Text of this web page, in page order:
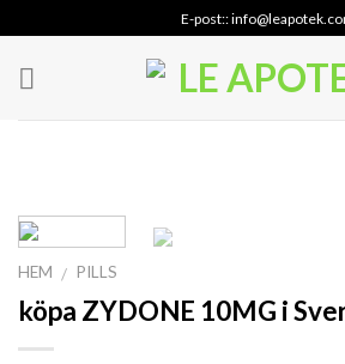
to
content
E-post::
HEM / PILLS
köpa ZYDONE 10MG i